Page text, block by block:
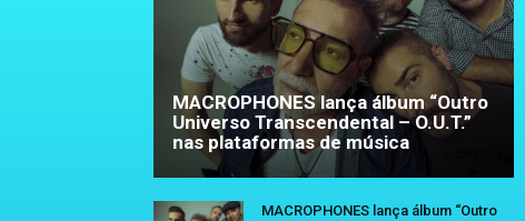
MACROPHONES lança álbum “Outro
Universo Transcendental – O.U.T.”
nas plataformas de música
MACROPHONES lança álbum “Outro